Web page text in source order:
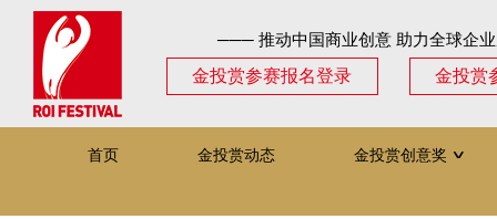
─── 推动中国商业创意 助力全球企
金投赏参赛报名登录
金投赏
首页 金投赏动态 金投赏创意奖 ∨